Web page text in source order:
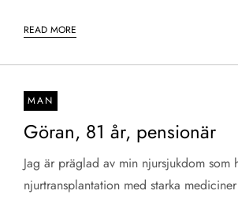
READ MORE
MAN
Göran, 81 år, pensionär
Jag är präglad av min njursjukdom som
njurtransplantation med starka